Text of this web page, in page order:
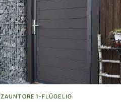
ZAUNTORE 1-FLÜGELIG